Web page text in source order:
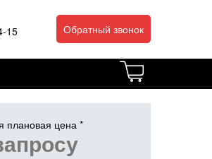
15 Обратный звонок
плановая цена *